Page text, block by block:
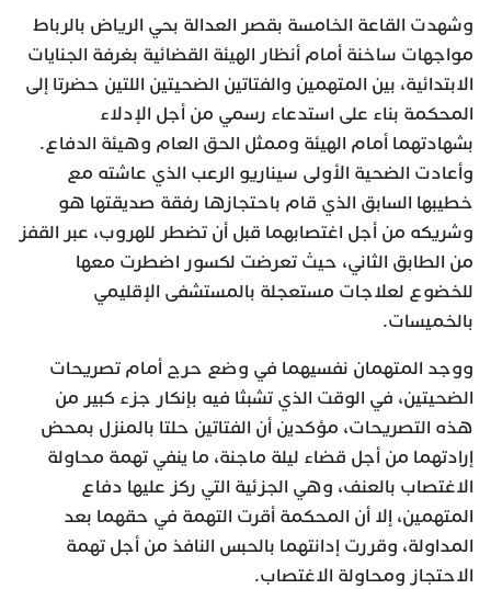
وشهدت القاعة الخامسة بقصر العدالة بحي الرياض بالرباط
مواجهات ساخنة أمام أنظار الهيئة القضائية بغرفة الجنايات
الابتدائية، بين المتهمين والفتاتين الضحيتين اللتين حضرتا إلى
المحكمة بناء على استدعاء رسمي من أجل الإدلاء
بشهادتهما أمام الهيئة وممثل الحق العام وهيئة الدفاع.
وأعادت الضحية الأولى سيناريو الرعب الذي عاشته مع
خطيبها السابق الذي قام باحتجازها رفقة صديقتها هو
وشريكه من أجل اغتصابهما قبل أن تضطر للهروب، عبر القفز
من الطابق الثاني، حيث تعرضت لكسور اضطرت معها
للخضوع لعلاجات مستعجلة بالمستشفى الإقليمي
بالخميسات.
ووجد المتهمان نفسيهما في وضع حرج أمام تصريحات
الضحيتين، في الوقت الذي تشبثا فيه بإنكار جزء كبير من
هذه التصريحات، مؤكدين أن الفتاتين حلتا بالمنزل بمحض
إرادتهما من أجل قضاء ليلة ماجنة، ما ينفي تهمة محاولة
الاغتصاب بالعنف، وهي الجزئية التي ركز عليها دفاع
المتهمين، إلا أن المحكمة أقرت التهمة في حقهما بعد
المداولة، وقررت إدانتهما بالحبس النافذ من أجل تهمة
الاحتجاز ومحاولة الاغتصاب.